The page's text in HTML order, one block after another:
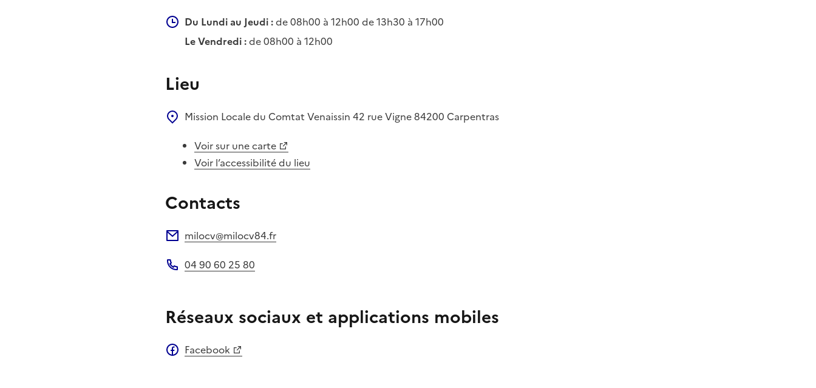
Du Lundi au Jeudi :de 08h00 à 12h00 de 13h30 à 17h00
Le Vendredi :de 08h00 à 12h00
Lieu
Mission Locale du Comtat Venaissin 42 rue Vigne84200 Carpentras
Voir sur une carte
Voir l’accessibilité du lieu
Contacts
milocv@milocv84.fr
04 90 60 25 80
Réseaux sociaux et applications mobiles
Facebook